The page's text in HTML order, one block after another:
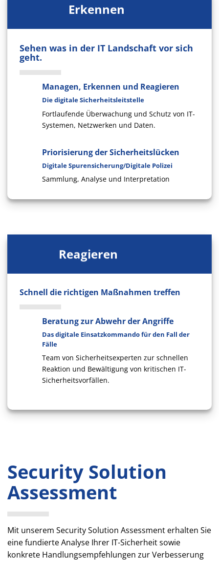
Erkennen
Sehen was in der IT Landschaft vor sich
geht.
Managen, Erkennen und Reagieren
Die digitale Sicherheitsleitstelle
Fortlaufende Überwachung und Schutz von IT-
Systemen, Netzwerken und Daten.
Priorisierung der Sicherheitslücken
Digitale Spurensicherung/Digitale Polizei
Sammlung, Analyse und Interpretation
Reagieren
Schnell die richtigen Maßnahmen treffen
Beratung zur Abwehr der Angriffe
Das digitale Einsatzkommando für den Fall der
Fälle
Team von Sicherheitsexperten zur schnellen
Reaktion und Bewältigung von kritischen IT-
Sicherheitsvorfällen.
Security Solution
Assessment
Mit unserem Security Solution Assessment erhalten Sie
eine fundierte Analyse Ihrer IT-Sicherheit sowie
konkrete Handlungsempfehlungen zur Verbesserung